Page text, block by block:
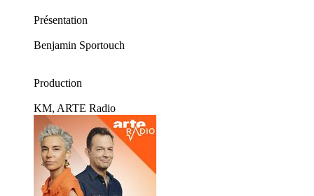
Présentation
Benjamin Sportouch
Production
KM, ARTE Radio